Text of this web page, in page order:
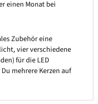
einen Monat bei
Zubehör eine
vier verschiedene
für die LED
mehrere Kerzen auf